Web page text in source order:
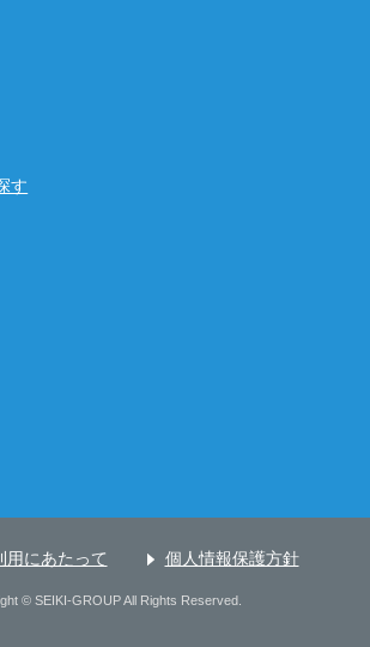
す
用にあたって 個人情報保護方針
© SEIKI-GROUP All Rights Reserved.